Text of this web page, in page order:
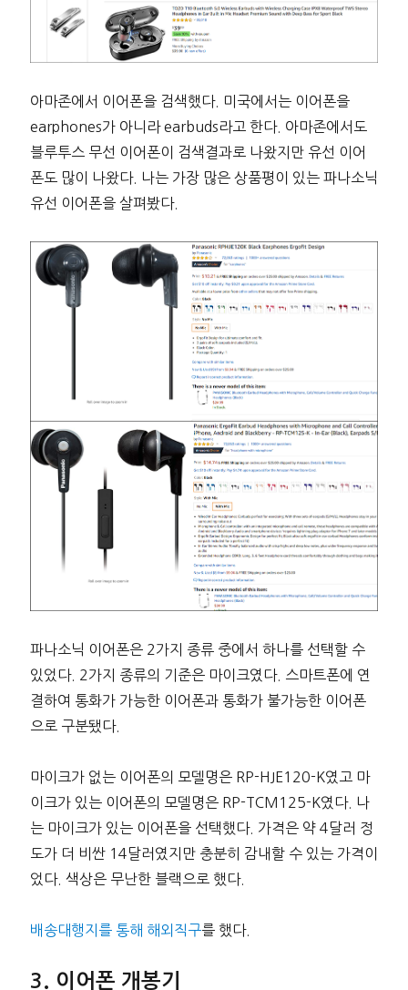
아마존에서 이어폰을 검색했다. 미국에서는 이어폰을
earphones가 아니라 earbuds라고 한다. 아마존에서도
블루투스 무선 이어폰이 검색결과로 나왔지만 유선 이어
폰도 많이 나왔다. 나는 가장 많은 상품평이 있는 파나소닉
유선 이어폰을 살펴봤다.
파나소닉 이어폰은 2가지 종류 중에서 하나를 선택할 수
있었다. 2가지 종류의 기준은 마이크였다. 스마트폰에 연
결하여 통화가 가능한 이어폰과 통화가 불가능한 이어폰
으로 구분됐다.
마이크가 없는 이어폰의 모델명은 RP-HJE120-K였고 마
이크가 있는 이어폰의 모델명은 RP-TCM125-K였다. 나
는 마이크가 있는 이어폰을 선택했다. 가격은 약 4달러 정
도가 더 비싼 14달러였지만 충분히 감내할 수 있는 가격이
었다. 색상은 무난한 블랙으로 했다.
배송대행지를 통해 해외직구를 했다.
이어폰 개봉기